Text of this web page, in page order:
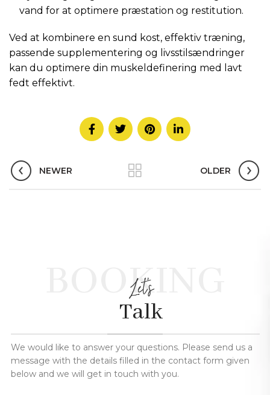
vand for at optimere præstation og restitution.
Ved at kombinere en sund kost, effektiv træning,
passende supplementering og livsstilsændringer
kan du optimere din muskeldefinering med lavt
fedt effektivt.
NEWER OLDER
BOOKING
Let's
Talk
We would like to answer your questions. Please send us a
message with the details filled in the contact form given
below and we will get in touch with you.